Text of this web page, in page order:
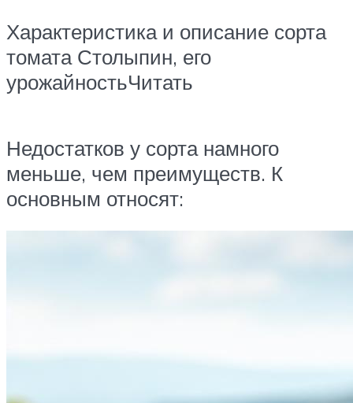
Характеристика и описание сорта
томата Столыпин, его
урожайностьЧитать
Недостатков у сорта намного
меньше, чем преимуществ. К
основным относят: